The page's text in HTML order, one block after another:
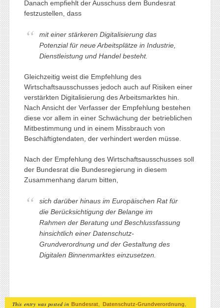
Danach empfiehlt der Ausschuss dem Bundesrat
festzustellen, dass
mit einer stärkeren Digitalisierung das
Potenzial für neue Arbeitsplätze in Industrie,
Dienstleistung und Handel besteht.
Gleichzeitig weist die Empfehlung des
Wirtschaftsausschusses jedoch auch auf Risiken einer
verstärkten Digitalisierung des Arbeitsmarktes hin.
Nach Ansicht der Verfasser der Empfehlung bestehen
diese vor allem in einer Schwächung der betrieblichen
Mitbestimmung und in einem Missbrauch von
Beschäftigtendaten, der verhindert werden müsse.
Nach der Empfehlung des Wirtschaftsausschusses soll
der Bundesrat die Bundesregierung in diesem
Zusammenhang darum bitten,
sich darüber hinaus im Europäischen Rat für
die Berücksichtigung der Belange im
Rahmen der Beratung und Beschlussfassung
hinsichtlich einer Datenschutz-
Grundverordnung und der Gestaltung des
Digitalen Binnenmarktes einzusetzen.
This entry was posted in Bundesrat Datenschutz-Grundverordnung